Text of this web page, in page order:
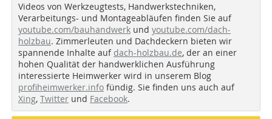
Videos von Werkzeugtests, Handwerkstechniken,
Verarbeitungs- und Montageabläufen finden Sie auf
youtube.com/bauhandwerk und youtube.com/dach-
holzbau. Zimmerleuten und Dachdeckern bieten wir
spannende Inhalte auf dach-holzbau.de, der an einer
hohen Qualität der handwerklichen Ausführung
interessierte Heimwerker wird in unserem Blog
profiheimwerker.info fündig. Sie finden uns auch auf
Xing, Twitter und Facebook.